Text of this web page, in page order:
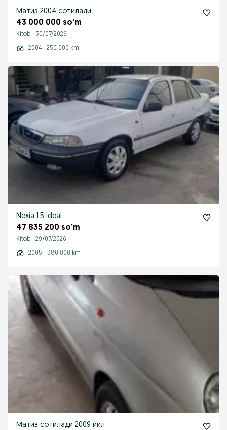
Матиз 2004 сотилади
43 000 000 so’m
Kitob - 30/07/2026
2004 - 250 000 km
Nexia 1.5 ideal
47 835 200 so’m
Kitob - 29/07/2026
2005 - 380 000 km
Матиз сотилади 2009 йил